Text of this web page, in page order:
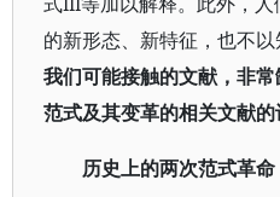
的新形态、新特征，也不以
我们可能接触的文献，非
范式及其变革的相关文献的
历史上的两次范式革命